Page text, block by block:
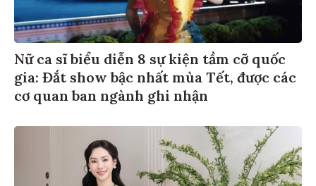
Nữ ca sĩ biểu diễn 8 sự kiện tầm cỡ quốc
gia: Đắt show bậc nhất mùa Tết, được các
cơ quan ban ngành ghi nhận